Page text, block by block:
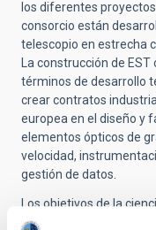
los diferentes
consorcio están
telescopio en estrecha
La construcción de
términos de desarrollo
crear contratos
europea en el diseño y
elementos ópticos de
velocidad,
gestión de datos.
Los objetivos de la
estructura y evolución